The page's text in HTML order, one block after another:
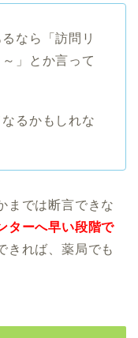
なら「訪問リ
」とか言って
るかもしれな
までは断言できな
ターへ早い段階で
きれば、薬局でも